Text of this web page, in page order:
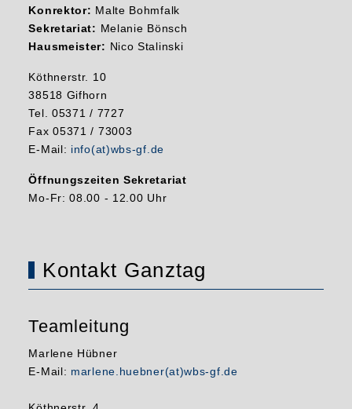
Konrektor: Malte Bohmfalk
Sekretariat: Melanie Bönsch
Hausmeister: Nico Stalinski
Köthnerstr. 10
38518 Gifhorn
Tel. 05371 / 7727
Fax 05371 / 73003
E-Mail: info(at)wbs-gf.de
Öffnungszeiten Sekretariat
Mo-Fr: 08.00 - 12.00 Uhr
Kontakt Ganztag
Teamleitung
Marlene Hübner
E-Mail: marlene.huebner(at)wbs-gf.de